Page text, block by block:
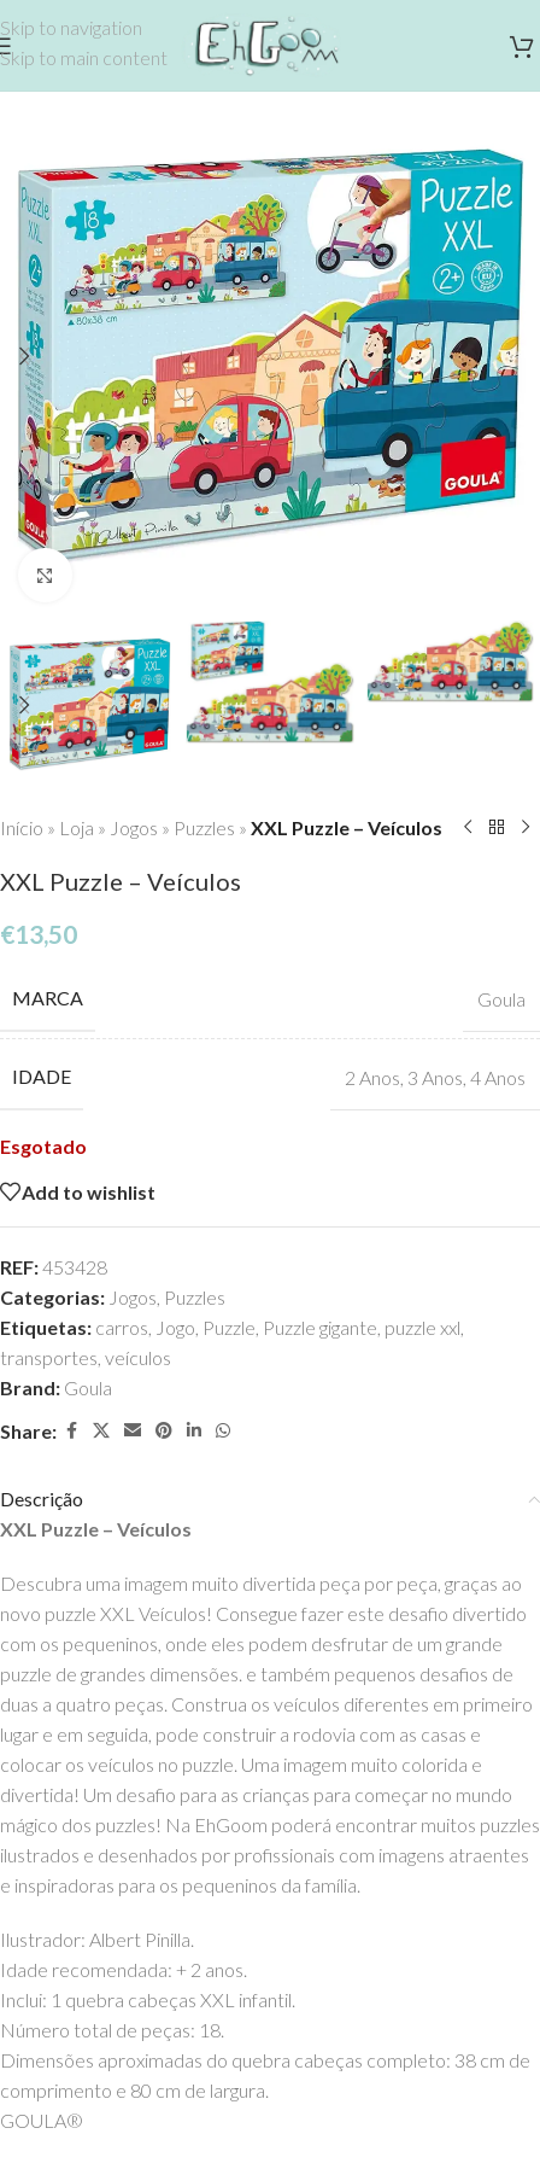
Skip to navigation
Skip to main content
Início » Loja » Jogos » Puzzles » XXL Puzzle – Veículos
XXL Puzzle – Veículos
€13,50
MARCA Goula
IDADE 2 Anos 3 Anos 4 Anos
Esgotado
Add to wishlist
REF:453428
Categorias: Jogos, Puzzles
Etiquetas: carros, Jogo, Puzzle, Puzzle gigante, puzzle xxl,
transportes, veículos
Brand: Goula
Share:
Descrição
XXL Puzzle – Veículos
Descubra uma imagem muito divertida peça por peça, graças ao
novo puzzle XXL Veículos! Consegue fazer este desafio divertido
com os pequeninos, onde eles podem desfrutar de um grande
puzzle de grandes dimensões. e também pequenos desafios de
duas a quatro peças. Construa os veículos diferentes em primeiro
lugar e em seguida, pode construir a rodovia com as casas e
colocar os veículos no puzzle. Uma imagem muito colorida e
divertida! Um desafio para as crianças para começar no mundo
mágico dos puzzles! Na EhGoom poderá encontrar muitos puzzles
ilustrados e desenhados por profissionais com imagens atraentes
e inspiradoras para os pequeninos da família.
Ilustrador: Albert Pinilla.
Idade recomendada: + 2 anos.
Inclui: 1 quebra cabeças XXL infantil.
Número total de peças: 18.
Dimensões aproximadas do quebra cabeças completo: 38 cm de
comprimento e 80 cm de largura.
GOULA®